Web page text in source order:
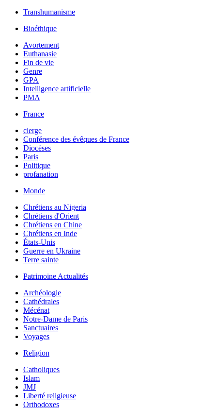
Transhumanisme
Bioéthique
Avortement
Euthanasie
Fin de vie
Genre
GPA
Intelligence artificielle
PMA
France
clerge
Conférence des évêques de France
Diocèses
Paris
Politique
profanation
Monde
Chrétiens au Nigeria
Chrétiens d'Orient
Chrétiens en Chine
Chrétiens en Inde
États-Unis
Guerre en Ukraine
Terre sainte
Patrimoine Actualités
Archéologie
Cathédrales
Mécénat
Notre-Dame de Paris
Sanctuaires
Voyages
Religion
Catholiques
Islam
JMJ
Liberté religieuse
Orthodoxes